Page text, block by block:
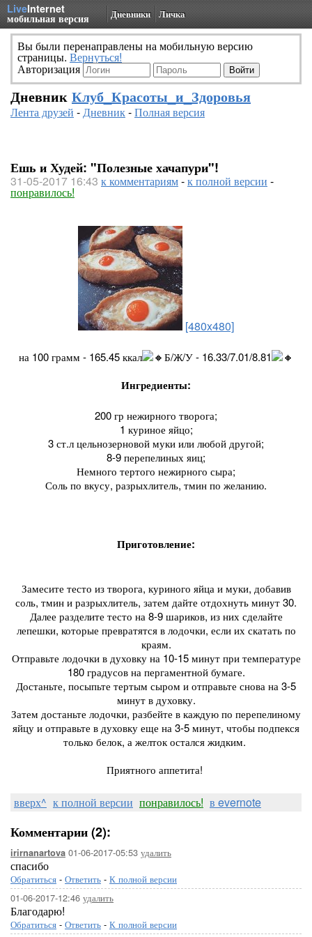
LiveInternet
мобильная версия Дневники Личка
Вы были перенаправлены на мобильную версию
страницы. Вернуться!
Авторизация
Дневник Клуб_Красоты_и_Здоровья
Лента друзей -Дневник-Полная версия
Ешь и Худей: "Полезные хачапури"!
31-05-2017 16:43 к комментариям-к полной версии -
понравилось!
[480x480]
на 100 грамм - 165.45 ккал Б/Ж/У - 16.33/7.01/8.81
Ингредиенты:
200 гр нежирного творога;
1 куриное яйцо;
3 ст.л цельнозерновой муки или любой другой;
8-9 перепелиных яиц;
Немного тертого нежирного сыра;
Соль по вкусу, разрыхлитель, тмин по желанию.
Приготовление:
Замесите тесто из творога, куриного яйца и муки, добавив
соль, тмин и разрыхлитель, затем дайте отдохнуть минут 30.
Далее разделите тесто на 8-9 шариков, из них сделайте
лепешки, которые превратятся в лодочки, если их скатать по
краям.
Отправьте лодочки в духовку на 10-15 минут при температуре
180 градусов на пергаментной бумаге.
Достаньте, посыпьте тертым сыром и отправьте снова на 3-5
минут в духовку.
Затем достаньте лодочки, разбейте в каждую по перепелиному
яйцу и отправьте в духовку еще на 3-5 минут, чтобы подпекся
только белок, а желток остался жидким.
Приятного аппетита!
вверх^ к полной версии понравилось! в evernote
Комментарии (2):
irirnanartova 01-06-2017-05:53 удалить
спасибо
Обратиться - Ответить - К полной версии
01-06-2017-12:46 удалить
Благодарю!
Обратиться - Ответить - К полной версии